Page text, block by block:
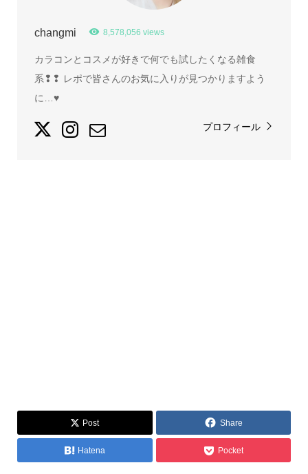
changmi 8,578,056 views
カラコンとコスメが好きで何でも試したくなる雑食
系❢❢ レポで皆さんのお気に入りが見つかりますよう
に…♥
プロフィール
Post Share
Hatena Pocket